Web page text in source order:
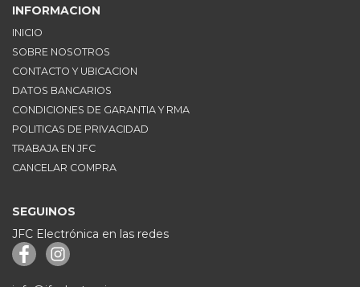
INFORMACION
INICIO
SOBRE NOSOTROS
CONTACTO Y UBICACION
DATOS BANCARIOS
CONDICIONES DE GARANTIA Y RMA
POLITICAS DE PRIVACIDAD
TRABAJA EN JFC
CANCELAR COMPRA
SEGUINOS
JFC Electrónica en las redes